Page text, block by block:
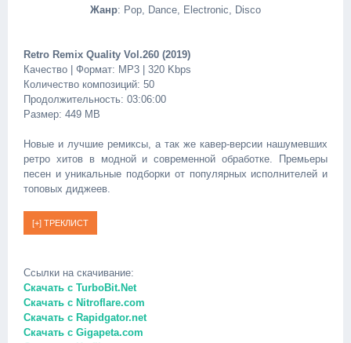
Жанр: Pop, Dance, Electronic, Disco
Retro Remix Quality Vol.260 (2019)
Качество | Формат: MP3 | 320 Kbps
Количество композиций: 50
Продолжительность: 03:06:00
Размер: 449 MB
Новые и лучшие ремиксы, а так же кавер-версии нашумевших
ретро хитов в модной и современной обработке. Премьеры
песен и уникальные подборки от популярных исполнителей и
топовых диджеев.
Ссылки на скачивание:
Скачать с TurboBit.Net
Скачать с Nitroflare.com
Скачать с Rapidgator.net
Скачать с Gigapeta.com